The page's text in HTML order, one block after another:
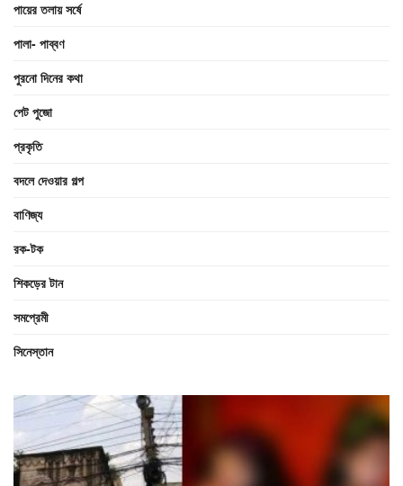
পায়ের তলায় সর্ষে
পালা- পাব্বণ
পুরনো দিনের কথা
পেট পুজো
প্রকৃতি
বদলে দেওয়ার গল্প
বাণিজ্য
রক-টক
শিকড়ের টান
সমপ্রেমী
সিনেস্তান